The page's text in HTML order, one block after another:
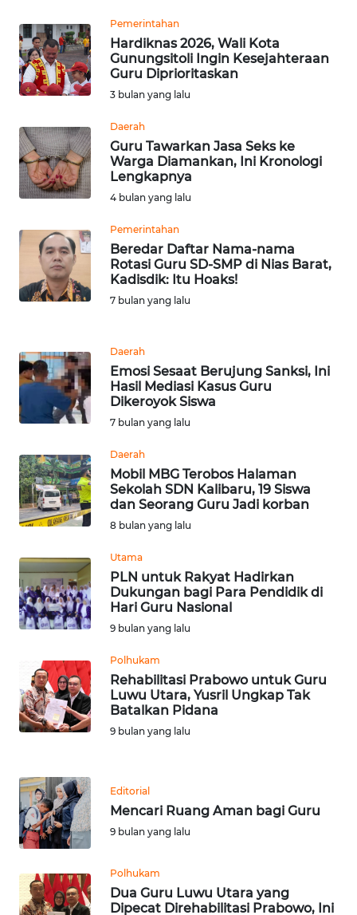
Pemerintahan
Hardiknas 2026, Wali Kota
Gunungsitoli Ingin Kesejahteraan
Guru Diprioritaskan
3 bulan yang lalu
Daerah
Guru Tawarkan Jasa Seks ke
Warga Diamankan, Ini Kronologi
Lengkapnya
4 bulan yang lalu
Pemerintahan
Beredar Daftar Nama-nama
Rotasi Guru SD-SMP di Nias Barat,
Kadisdik: Itu Hoaks!
7 bulan yang lalu
Daerah
Emosi Sesaat Berujung Sanksi, Ini
Hasil Mediasi Kasus Guru
Dikeroyok Siswa
7 bulan yang lalu
Daerah
Mobil MBG Terobos Halaman
Sekolah SDN Kalibaru, 19 Siswa
dan Seorang Guru Jadi korban
8 bulan yang lalu
Utama
PLN untuk Rakyat Hadirkan
Dukungan bagi Para Pendidik di
Hari Guru Nasional
9 bulan yang lalu
Polhukam
Rehabilitasi Prabowo untuk Guru
Luwu Utara, Yusril Ungkap Tak
Batalkan Pidana
9 bulan yang lalu
Editorial
Mencari Ruang Aman bagi Guru
9 bulan yang lalu
Polhukam
Dua Guru Luwu Utara yang
Dipecat Direhabilitasi Prabowo, Ini
TENTANG
KAMI
MEDIA
SIBER
REDAKSI
KARIR
DISCLAIMER
Regional
WN
SUMUT
WN
JAKARTA
WN
JABAR
WN
BANTEN
WN
WN
KEPRI
WN
PAPUA
BARAT
WN
RIAU